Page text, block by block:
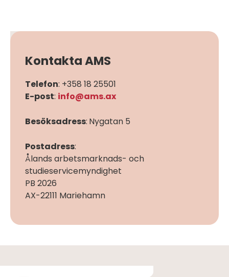
Kontakta AMS
Telefon: +358 18 25501
E-post: info@ams.ax
Besöksadress: Nygatan 5
Postadress:
Ålands arbetsmarknads- och
studieservicemyndighet
PB 2026
AX-22111 Mariehamn